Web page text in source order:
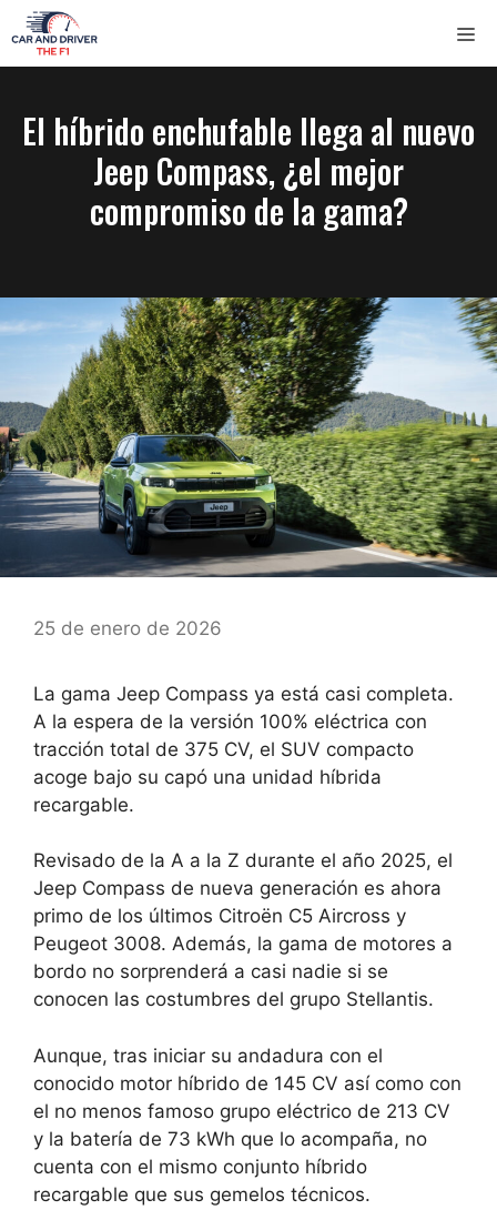
Saltar
al
contenido
El híbrido enchufable llega al nuevo
Jeep Compass, ¿el mejor
compromiso de la gama?
25 de enero de 2026
La gama Jeep Compass ya está casi completa.
A la espera de la versión 100% eléctrica con
tracción total de 375 CV, el SUV compacto
acoge bajo su capó una unidad híbrida
recargable.
Revisado de la A a la Z durante el año 2025, el
Jeep Compass de nueva generación es ahora
primo de los últimos Citroën C5 Aircross y
Peugeot 3008. Además, la gama de motores a
bordo no sorprenderá a casi nadie si se
conocen las costumbres del grupo Stellantis.
Aunque, tras iniciar su andadura con el
conocido motor híbrido de 145 CV así como con
el no menos famoso grupo eléctrico de 213 CV
y ​​la batería de 73 kWh que lo acompaña, no
cuenta con el mismo conjunto híbrido
recargable que sus gemelos técnicos.